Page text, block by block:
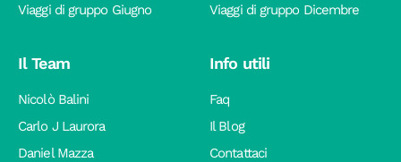
Viaggi di gruppo Giugno
Viaggi di gruppo Dicembre
Il Team
Nicolò Balini
Carlo J Laurora
Daniel Mazza
Info utili
Faq
Il Blog
Contattaci